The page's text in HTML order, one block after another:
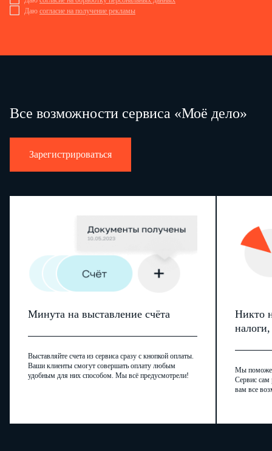
Даю согласие на получение рекламы
Все возможности сервиса «Моё дело»
Зарегистрироваться
Минута на выставление счёта
Выставляйте счета из сервиса сразу с кнопкой оплаты.
Ваши клиенты смогут совершать оплату любым
удобным для них способом. Мы всё предусмотрели!
Никто
Мы
Сервис сам
вам все